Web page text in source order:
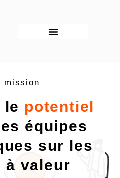
mission
le potentiel
équipes
sur les
à valeur